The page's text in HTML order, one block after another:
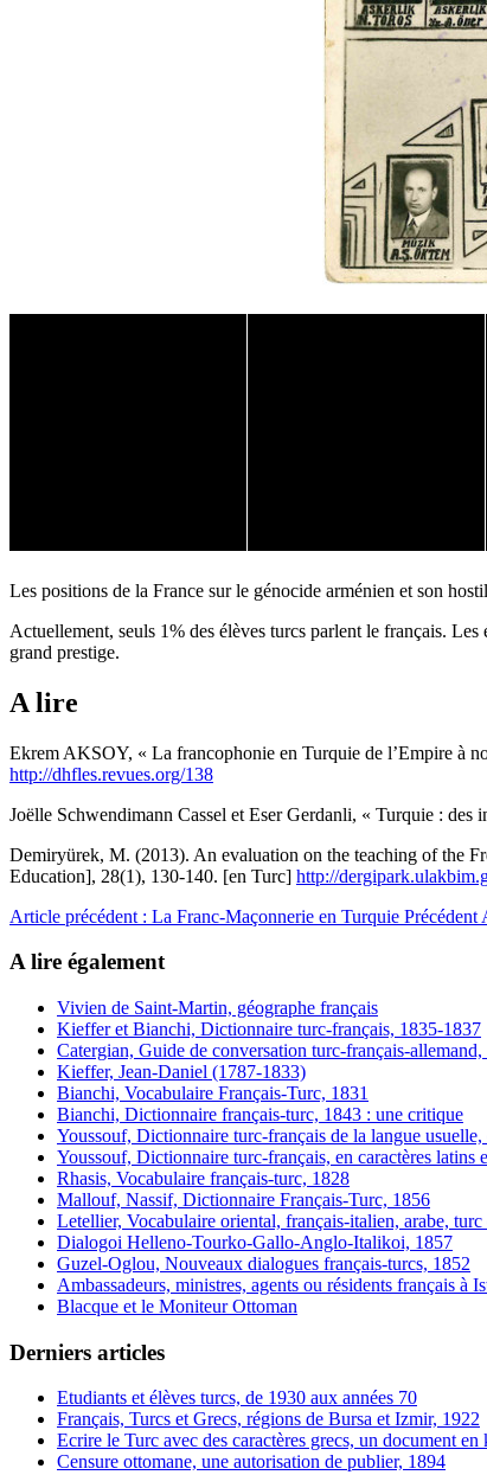
Les positions de la France sur le génocide arménien et son
Actuellement, seuls 1% des élèves turcs parlent le français.
grand prestige.
A lire
Ekrem AKSOY, « La francophonie en Turquie de l’Empire à
http://dhfles.revues.org/138
Joëlle Schwendimann Cassel et Eser Gerdanli, « Turquie :
Demiryürek, M. (2013). An evaluation on the teaching of the
Education], 28(1), 130-140. [en Turc] http://
Article précédent : La Franc-Maçonnerie en Turquie Précédent
A lire également
Vivien de Saint-Martin, géographe français
Kieffer et Bianchi, Dictionnaire turc-français, 1835-1837
Catergian, Guide de conversation turc-français-allemand,
Kieffer, Jean-Daniel (1787-1833)
Bianchi, Vocabulaire Français-Turc, 1831
Bianchi, Dictionnaire français-turc, 1843 : une critique
Youssouf, Dictionnaire turc-français de la langue usuelle,
Youssouf, Dictionnaire turc-français, en caractères latins
Rhasis, Vocabulaire français-turc, 1828
Mallouf, Nassif, Dictionnaire Français-Turc, 1856
Letellier, Vocabulaire oriental, français-italien, arabe, turc
Dialogoi Helleno-Tourko-Gallo-Anglo-Italikoi, 1857
Guzel-Oglou, Nouveaux dialogues français-turcs, 1852
Ambassadeurs, ministres, agents ou résidents français à
Blacque et le Moniteur Ottoman
Derniers articles
Etudiants et élèves turcs, de 1930 aux années 70
Français, Turcs et Grecs, régions de Bursa et Izmir, 1922
Ecrire le Turc avec des caractères grecs, un document
Censure ottomane, une autorisation de publier, 1894